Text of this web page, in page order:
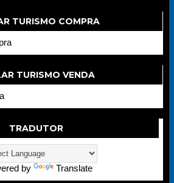
TURISMO COMPRA
TURISMO VENDA
TRADUTOR
by Translate